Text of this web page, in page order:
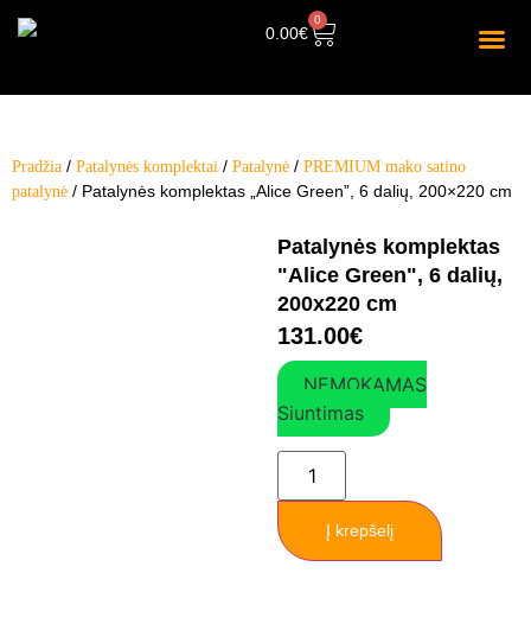
0.00€
0
Pradžia / Patalynės komplektai / Patalynė / PREMIUM mako satino
patalynė / Patalynės komplektas „Alice Green”, 6 dalių, 200×220 cm
Patalynės komplektas
"Alice Green", 6 dalių,
200x220 cm
131.00€
NEMOKAMAS
Siuntimas
Į krepšelį